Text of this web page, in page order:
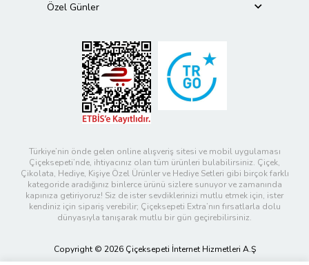
Özel Günler
Türkiye’nin önde gelen online alışveriş sitesi ve mobil uygulaması
Çiçeksepeti’nde, ihtiyacınız olan tüm ürünleri bulabilirsiniz. Çiçek,
Çikolata, Hediye, Kişiye Özel Ürünler ve Hediye Setleri gibi birçok farklı
kategoride aradığınız binlerce ürünü sizlere sunuyor ve zamanında
kapınıza getiriyoruz! Siz de ister sevdiklerinizi mutlu etmek için, ister
kendiniz için sipariş verebilir; Çiçeksepeti Extra’nın fırsatlarla dolu
dünyasıyla tanışarak mutlu bir gün geçirebilirsiniz.
Copyright © 2026 Çiçeksepeti İnternet Hizmetleri A.Ş